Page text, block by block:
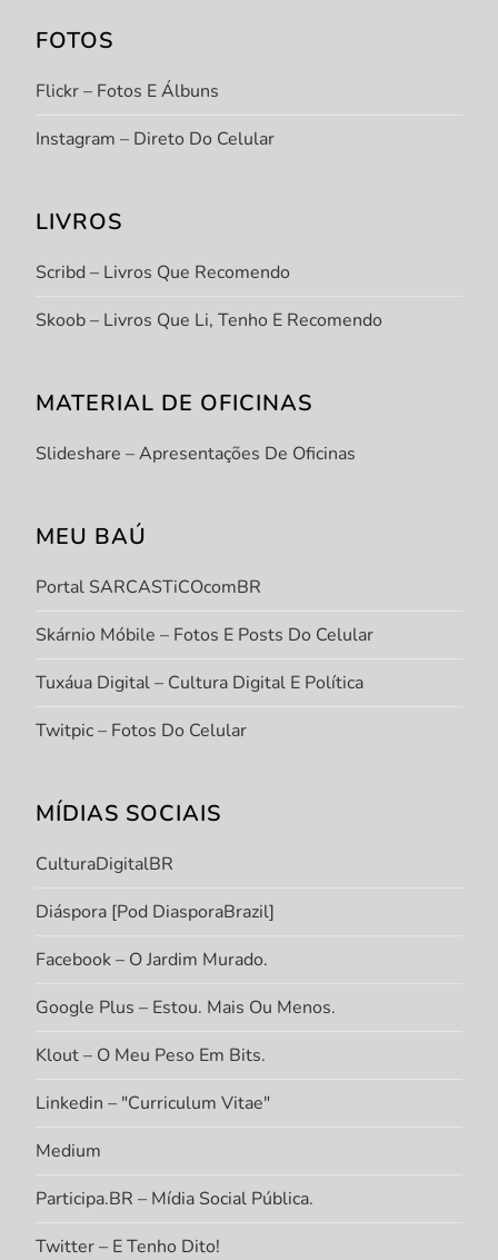
FOTOS
Flickr – Fotos E Álbuns
Instagram – Direto Do Celular
LIVROS
Scribd – Livros Que Recomendo
Skoob – Livros Que Li, Tenho E Recomendo
MATERIAL DE OFICINAS
Slideshare – Apresentações De Oficinas
MEU BAÚ
Portal SARCASTiCOcomBR
Skárnio Móbile – Fotos E Posts Do Celular
Tuxáua Digital – Cultura Digital E Política
Twitpic – Fotos Do Celular
MÍDIAS SOCIAIS
CulturaDigitalBR
Diáspora [Pod DiasporaBrazil]
Facebook – O Jardim Murado.
Google Plus – Estou. Mais Ou Menos.
Klout – O Meu Peso Em Bits.
Linkedin – "Curriculum Vitae"
Medium
Participa.BR – Mídia Social Pública.
Twitter – E Tenho Dito!